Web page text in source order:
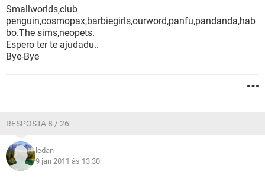
Smallworlds,club
penguin,cosmopax,barbiegirls,ourword,panfu,pandanda,hab
bo.The sims,neopets.
Espero ter te ajudadu..
Bye-Bye
RESPOSTA 8 / 26
ledan
9 jan 2011 às 13:30